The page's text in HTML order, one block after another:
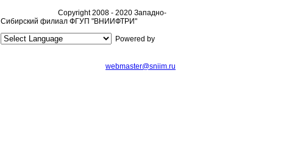
Copyright 2008 - 2020 Западно-
Сибирский филиал ФГУП "ВНИИФТРИ"
Powered by
webmaster@sniim.ru